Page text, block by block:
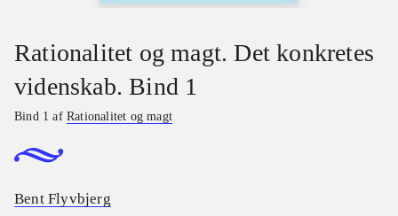
Rationalitet og magt. Det konkretes
videnskab. Bind 1
Bind 1 afRationalitet og magt
Bent Flyvbjerg